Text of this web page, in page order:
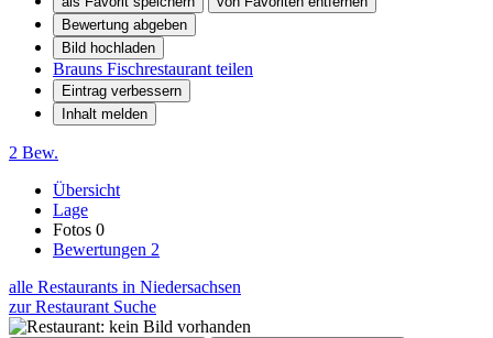
Bewertung abgeben
Bild hochladen
Brauns Fischrestaurant teilen
Eintrag verbessern
Inhalt melden
2 Bew.
Übersicht
Lage
Fotos 0
Bewertungen 2
alle Restaurants in Niedersachsen
zur Restaurant Suche